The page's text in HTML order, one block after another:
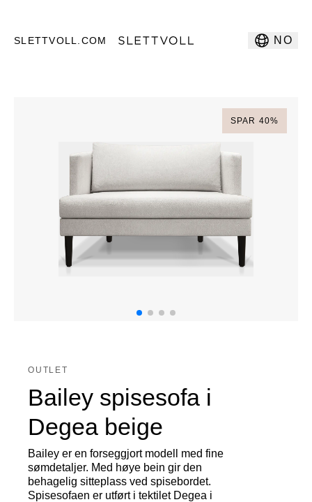
SLETTVOLL.COM NO
SPAR 40%
OUTLET
Bailey spisesofa i
Degea beige
Bailey er en forseggjort modell med fine
sømdetaljer. Med høye bein gir den
behagelig sitteplass ved spisebordet.
Spisesofaen er utført i tektilet Degea i